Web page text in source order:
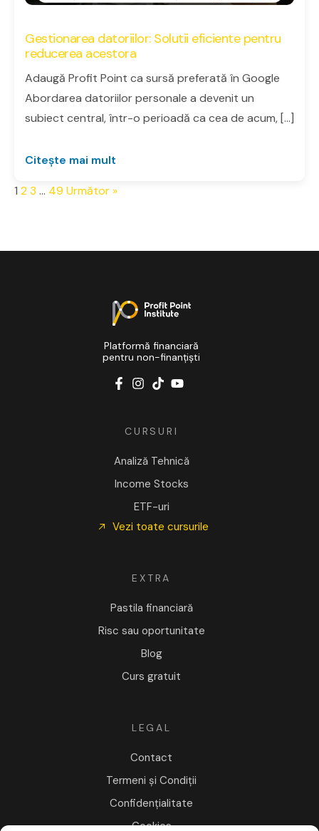
Gestionarea datoriilor: Solutii eficiente pentru
reducerea acestora
Adaugă Profit Point ca sursă preferată în Google
Abordarea datoriilor personale a devenit un
subiect central, într-o perioadă ca cea de acum, […]
Citește mai mult
1 23 … 49 Următor »
Platformă financiară
pentru non-finanțiști
CURSURI
Analiză Tehnică
Income Stocks
ETF-uri
Vezi toate cursurile
EXTRA
Pastila financiară
Risc sau oportunitate
Blog
Curs gratuit
LEGAL
Contact
Termeni și Condiții
Confidențialitate
Cookies